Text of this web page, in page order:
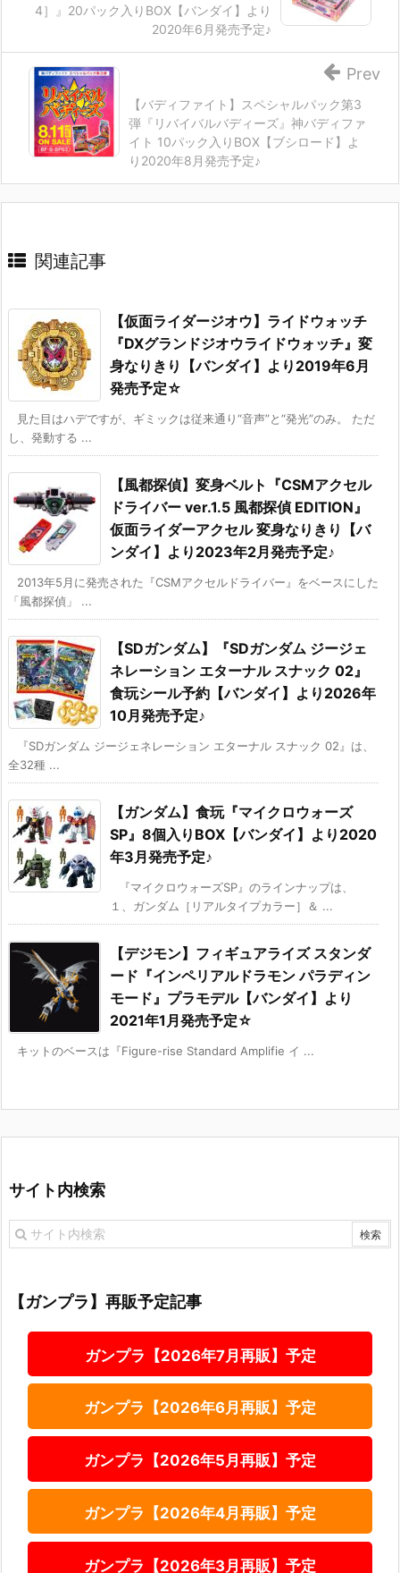
4］』20パック入りBOX【バンダイ】より
2020年6月発売予定♪
【バディファイト】スペシャルパック第3
弾『リバイバルバディーズ』神バディファ
イト 10パック入りBOX【ブシロード】よ
り2020年8月発売予定♪
Prev
関連記事
【仮面ライダージオウ】ライドウォッチ
『DXグランドジオウライドウォッチ』変
身なりきり【バンダイ】より2019年6月
発売予定☆
見た目はハデですが、ギミックは従来通り“音声”と“発光”のみ。 ただ
し、発動する ...
【風都探偵】変身ベルト『CSMアクセル
ドライバー ver.1.5 風都探偵 EDITION』
仮面ライダーアクセル 変身なりきり【バ
ンダイ】より2023年2月発売予定♪
2013年5月に発売された『CSMアクセルドライバー』をベースにした
「風都探偵」 ...
【SDガンダム】『SDガンダム ジージェ
ネレーション エターナル スナック 02』
食玩シール予約【バンダイ】より2026年
10月発売予定♪
『SDガンダム ジージェネレーション エターナル スナック 02』は、
全32種 ...
【ガンダム】食玩『マイクロウォーズ
SP』8個入りBOX【バンダイ】より2020
年3月発売予定♪
『マイクロウォーズSP』のラインナップは、
１、ガンダム［リアルタイプカラー］＆ ...
【デジモン】フィギュアライズ スタンダ
ード『インペリアルドラモン パラディン
モード』プラモデル【バンダイ】より
2021年1月発売予定☆
キットのベースは『Figure-rise Standard Amplifie イ ...
サイト内検索
【ガンプラ】再販予定記事
ガンプラ【2026年7月再販】予定
ガンプラ【2026年6月再販】予定
ガンプラ【2026年5月再販】予定
ガンプラ【2026年4月再販】予定
ガンプラ【2026年3月再販】予定